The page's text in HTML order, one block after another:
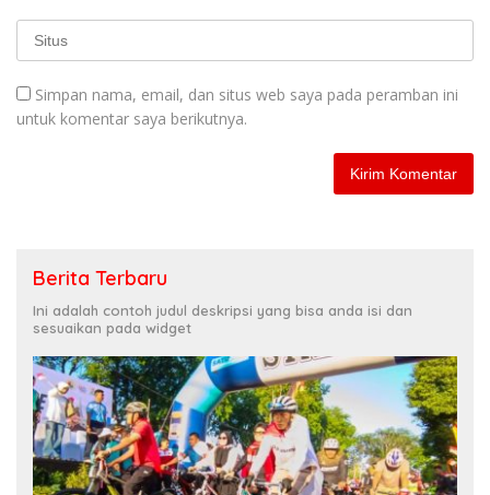
Simpan nama, email, dan situs web saya pada peramban ini
untuk komentar saya berikutnya.
Berita Terbaru
Ini adalah contoh judul deskripsi yang bisa anda isi dan
sesuaikan pada widget